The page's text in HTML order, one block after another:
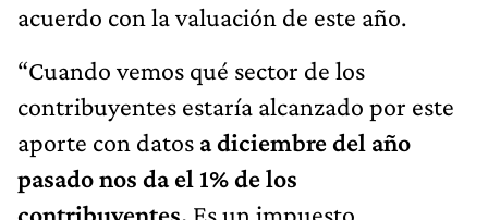
acuerdo con la valuación de este año.
“Cuando vemos qué sector de los
contribuyentes estaría alcanzado por este
aporte con datos a diciembre del año
pasado nos da el 1% de los
contribuyentes. Es un impuesto